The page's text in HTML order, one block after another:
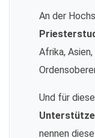
An der
Afrika,
Und für diese
nennen